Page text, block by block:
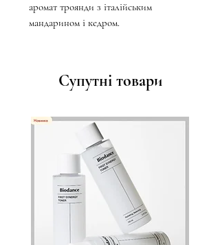
аромат троянди з італійським
мандарином і кедром.
Супутні товари